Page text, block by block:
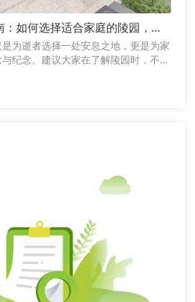
如何选择适合家庭的陵园，让
地为逝者选择一处安息之地，更是为家
纪念。建议大家在了解陵园时，不要
合考虑园区环境、交通条件、管理服